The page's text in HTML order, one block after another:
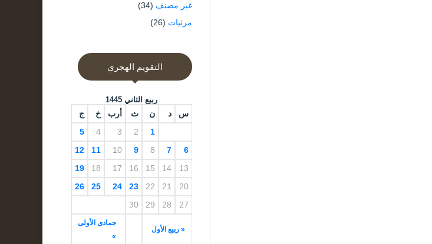
غير مصنف (34)
مرئيات (26)
التقويم الهجري
ربيع الثاني 1445
س د ن ث أرب خ ج
« ربيع الأول
جمادى الأولى
»
1
2
3
4
5
6
7
8
9
10
11
12
13
14
15
16
17
18
19
20
21
22
23
24
25
26
27
28
29
30